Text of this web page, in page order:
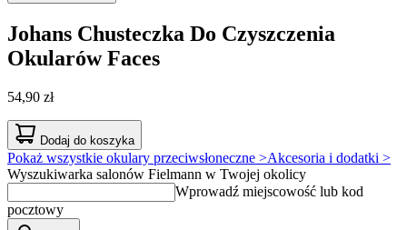
Johans Chusteczka Do Czyszczenia
Okularów Faces
54,90 zł
Dodaj do koszyka
Pokaż wszystkie okulary przeciwsłoneczne >Akcesoria i dodatki >
Wyszukiwarka salonów Fielmann w Twojej okolicy
Wprowadź miejscowość lub kod
pocztowy